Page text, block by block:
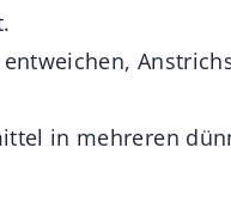
in mehreren